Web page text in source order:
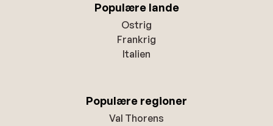
Populære lande
Ostrig
Frankrig
Italien
Populære regioner
Val Thorens